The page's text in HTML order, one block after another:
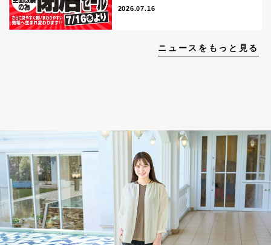
2026.07.16
ニュースをもっと見る